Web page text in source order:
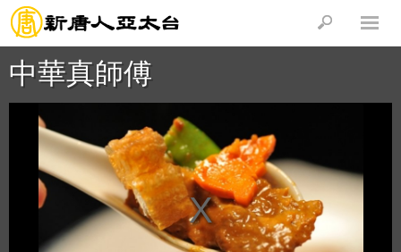
中華真師傅